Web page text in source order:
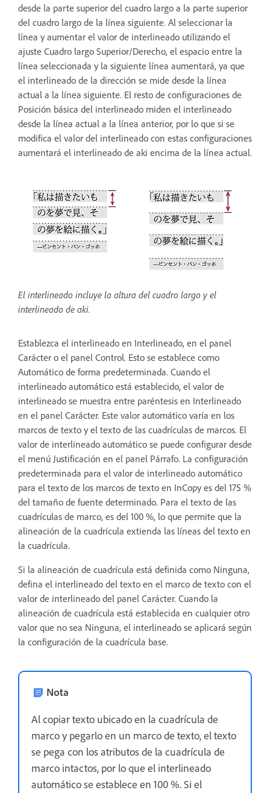
desde la parte superior del cuadro largo a la parte superior
del cuadro largo de la línea siguiente. Al seleccionar la
línea y aumentar el valor de interlineado utilizando el
ajuste Cuadro largo Superior/Derecho, el espacio entre la
línea seleccionada y la siguiente línea aumentará, ya que
el interlineado de la dirección se mide desde la línea
actual a la línea siguiente. El resto de configuraciones de
Posición básica del interlineado miden el interlineado
desde la línea actual a la línea anterior, por lo que si se
modifica el valor del interlineado con estas configuraciones
aumentará el interlineado de aki encima de la línea actual.
El interlineado incluye la altura del cuadro largo y el
interlineado de aki.
Establezca el interlineado en Interlineado, en el panel
Carácter o el panel Control. Esto se establece como
Automático de forma predeterminada. Cuando el
interlineado automático está establecido, el valor de
interlineado se muestra entre paréntesis en Interlineado
en el panel Carácter. Este valor automático varía en los
marcos de texto y el texto de las cuadrículas de marcos. El
valor de interlineado automático se puede configurar desde
el menú Justificación en el panel Párrafo. La configuración
predeterminada para el valor de interlineado automático
para el texto de los marcos de texto en InCopy es del 175 %
del tamaño de fuente determinado. Para el texto de las
cuadrículas de marco, es del 100 %, lo que permite que la
alineación de la cuadrícula extienda las líneas del texto en
la cuadrícula.
Si la alineación de cuadrícula está definida como Ninguna,
defina el interlineado del texto en el marco de texto con el
valor de interlineado del panel Carácter. Cuando la
alineación de cuadrícula está establecida en cualquier otro
valor que no sea Ninguna, el interlineado se aplicará según
la configuración de la cuadrícula base.
Nota
Al copiar texto ubicado en la cuadrícula de
marco y pegarlo en un marco de texto, el texto
se pega con los atributos de la cuadrícula de
marco intactos, por lo que el interlineado
automático se establece en 100 %. Si el